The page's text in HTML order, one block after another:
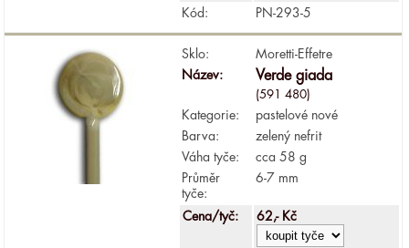
Kód: PN-293-5
Sklo:
Moretti-Effetre
Název:
Verde giada
(591 480)
Kategorie:
pastelové nové
Barva:
zelený nefrit
Váha tyče:
cca 58 g
Průměr
tyče:
6-7 mm
Cena/tyč: 62,- Kč